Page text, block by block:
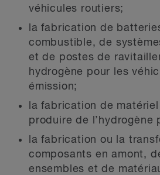
véhicules routiers;
la fabrication de
combustible, de
et de postes de
hydrogène pour les
émission;
la fabrication de
produire de l’hydrogène
la fabrication ou la
composants en amont,
ensembles et de